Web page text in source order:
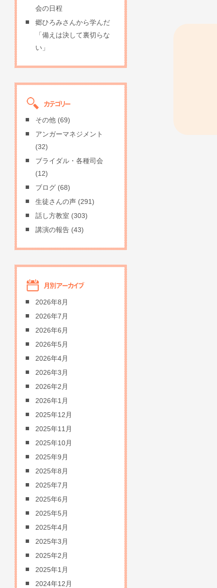
会の日程
郷ひろみさんから学んだ
「備えは決して裏切らな
い」
その他 (69)
アンガーマネジメント
(32)
ブライダル・各種司会
(12)
ブログ (68)
生徒さんの声 (291)
話し方教室 (303)
講演の報告 (43)
2026年8月
2026年7月
2026年6月
2026年5月
2026年4月
2026年3月
2026年2月
2026年1月
2025年12月
2025年11月
2025年10月
2025年9月
2025年8月
2025年7月
2025年6月
2025年5月
2025年4月
2025年3月
2025年2月
2025年1月
2024年12月